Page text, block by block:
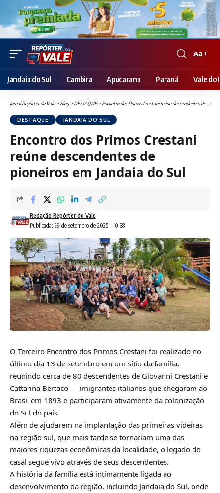
Font
Resizer
Aa
Jandaia do Sul Cambira Apucarana Paraná Vale do
Jornal Repórter do Vale> Blog> DESTAQUE> Encontro dos Primos Crestani reúne descendentes de pioneiros em Jandaia do Sul
DESTAQUE JANDAIA DO SUL
Encontro dos Primos Crestani
reúne descendentes de
pioneiros em Jandaia do Sul
Publicada: 29 de setembro de 2025 - 10:38
Redação Repórter do Vale
O Terceiro Encontro dos Primos Crestani foi realizado no
último dia 13 de setembro em um sítio da família,
reunindo cerca de 80 descendentes de Giovanni Crestani e
Cattarina Bertaco — imigrantes italianos que chegaram ao
Brasil em 1893 e participaram ativamente da colonização
do Sul do país.
Além de ajudarem na implantação das primeiras videiras
na região sul, que mais tarde se tornariam uma das
maiores riquezas econômicas da localidade, o legado do
casal segue vivo através de seus descendentes.
A história da família está intimamente ligada ao
desenvolvimento da região, incluindo Jandaia do Sul, onde